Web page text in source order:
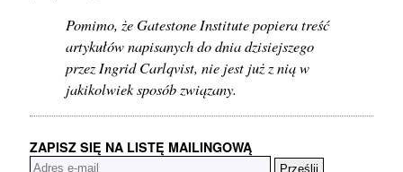
Pomimo, że Gatestone Institute popiera treść
artykułów napisanych do dnia dzisiejszego
przez Ingrid Carlqvist, nie jest już z nią w
jakikolwiek sposób związany.
ZAPISZ SIĘ NA LISTĘ MAILINGOWĄ